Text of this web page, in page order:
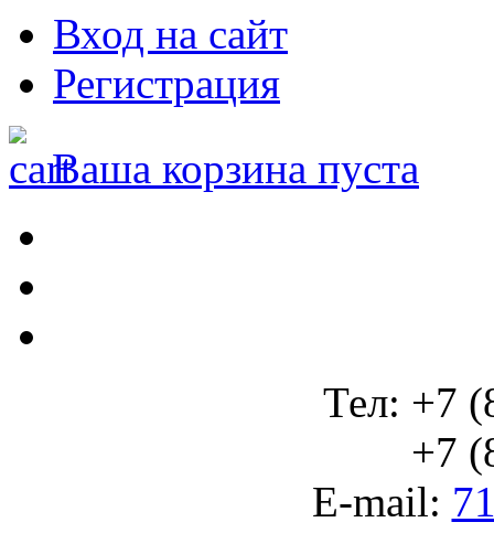
Вход на сайт
Регистрация
Ваша корзина пуста
Тел: +7
+7
E-mail: